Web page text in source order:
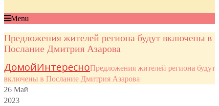
Menu
Предложения жителей региона будут включены в
Послание Дмитрия Азарова
ДомойИнтересноПредложения жителей региона будут
включены в Послание Дмитрия Азарова
26 Май
2023